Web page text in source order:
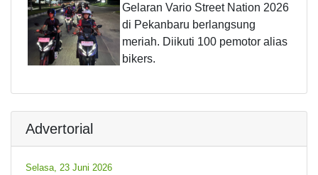
Gelaran Vario Street Nation 2026
di Pekanbaru berlangsung
meriah. Diikuti 100 pemotor alias
bikers.
Advertorial
Selasa, 23 Juni 2026